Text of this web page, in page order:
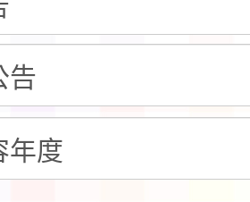
一案
市補助參觀特色
動實施計畫」